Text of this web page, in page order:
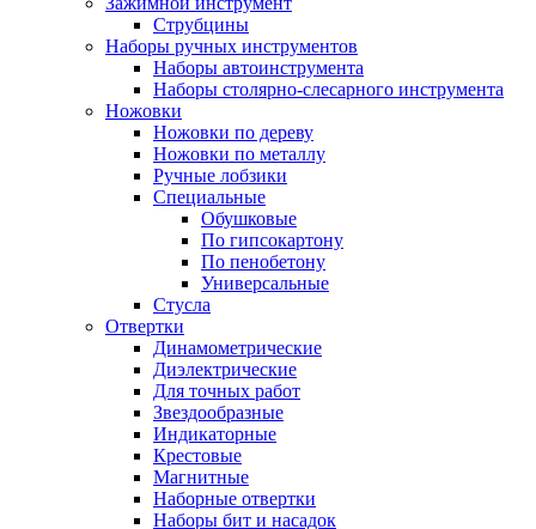
Струбцины
Наборы ручных инструментов
Наборы автоинструмента
Наборы столярно-слесарного инструмента
Ножовки
Ножовки по дереву
Ножовки по металлу
Ручные лобзики
Специальные
Обушковые
По гипсокартону
По пенобетону
Универсальные
Стусла
Отвертки
Динамометрические
Диэлектрические
Для точных работ
Звездообразные
Индикаторные
Крестовые
Магнитные
Наборные отвертки
Наборы бит и насадок